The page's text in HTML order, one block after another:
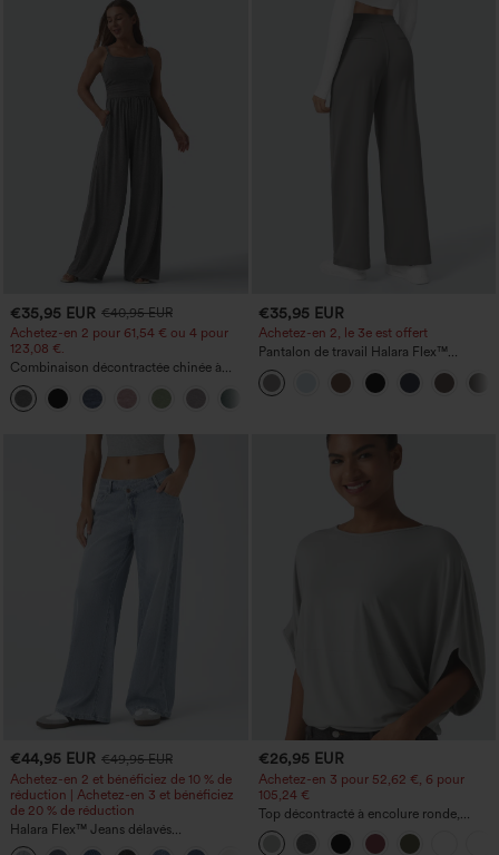
€35,95 EUR €40,95 EUR
Achetez-en 2 pour 61,54 € ou 4 pour
123,08 €.
Combinaison décontractée chinée à
bretelles réglables, fronces et jambes
larges, avec poches — facile comme
tout
+10
€35,95 EUR
Achetez-en 2, le 3e est offert
Pantalon de travail Halara Flex™
DayStretch à taille haute, avec poches et
coupe droite
€44,95 EUR €49,95 EUR
Achetez-en 2 et bénéficiez de 10 % de
réduction | Achetez-en 3 et bénéficiez
de 20 % de réduction
Halara Flex™ Jeans délavés
décontractés, coupe baggy à jambe
€26,95 EUR
Achetez-en 3 pour 52,62 €, 6 pour
105,24 €
Top décontracté à encolure ronde,
manches chauve-souris et coupe ample